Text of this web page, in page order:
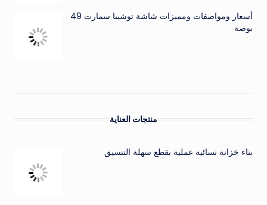
أسعار ومواصفات ومميزات شاشة توشيبا سمارت 49
بوصة
منتجات العناية
بناء خزانة نسائية عملية بقطع سهلة التنسيق